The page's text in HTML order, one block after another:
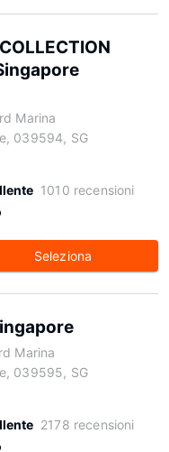
Marina
039594, SG
1010 recensioni
Seleziona
Marina
039595, SG
2178 recensioni